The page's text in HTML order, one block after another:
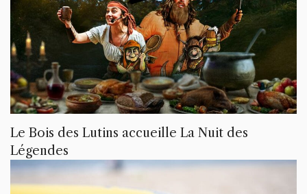
Le Bois des Lutins accueille La Nuit des
Légendes